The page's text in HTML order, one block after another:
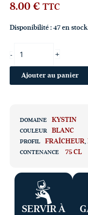
8.00 € TTC
Disponibilité : 47 en stock
- +
Ajouter au panier
DOMAINE KYSTIN
COULEUR BLANC
PROFIL FRAÎCHEUR,
CONTENANCE 75 CL
SERVIR À